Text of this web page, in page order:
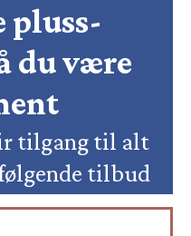
pluss-
du være
tilgang til alt
tilbud